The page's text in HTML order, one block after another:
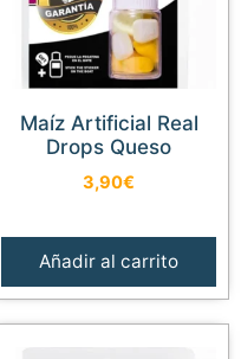
Maíz Artificial Real
Drops Queso
3,90€
Añadir al carrito